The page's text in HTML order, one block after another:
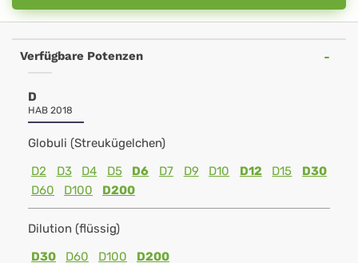
Verfügbare Potenzen
D
HAB 2018
Globuli (Streukügelchen)
D2
D3 D4 D5 D6 D7 D9 D10 D12 D15
D30
D60
D100 D200
Dilution (flüssig)
D30
D60 D100 D200